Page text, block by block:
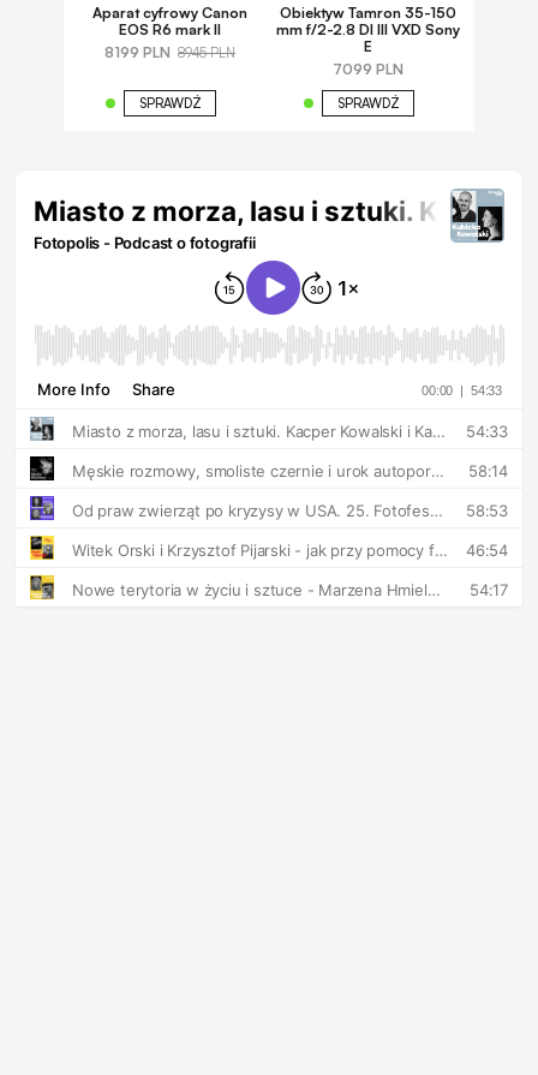
Aparat cyfrowy Canon
EOS R6 mark II
8199 PLN 8945 PLN
SPRAWDŹ
Obiektyw Tamron 35-150
mm f/2-2.8 DI III VXD Sony
E
7099 PLN
SPRAWDŹ